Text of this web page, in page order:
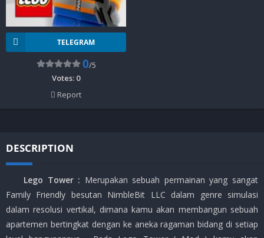
TELEGRAM
0/5
Votes: 0
Report
DESCRIPTION
Lego Tower : Merupakan sebuah permainan yang sangat
Family Friendly besutan NimbleBit LLC dalam genre simulasi
dalam resolusi vertikal, dimana kamu akan membangun sebuah
apartemen bertingkat dengan ke aneka ragaman bidang di setiap